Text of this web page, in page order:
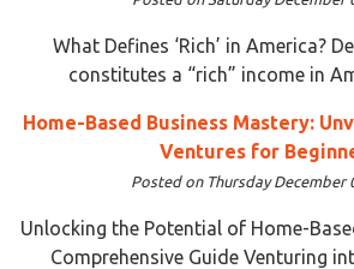
What Defines ‘Rich’ in America?
constitutes a “rich” income in
Home-Based Business Mastery:
Ventures for
Posted on Thursday December
Unlocking the Potential of Home-
Comprehensive Guide Venturing